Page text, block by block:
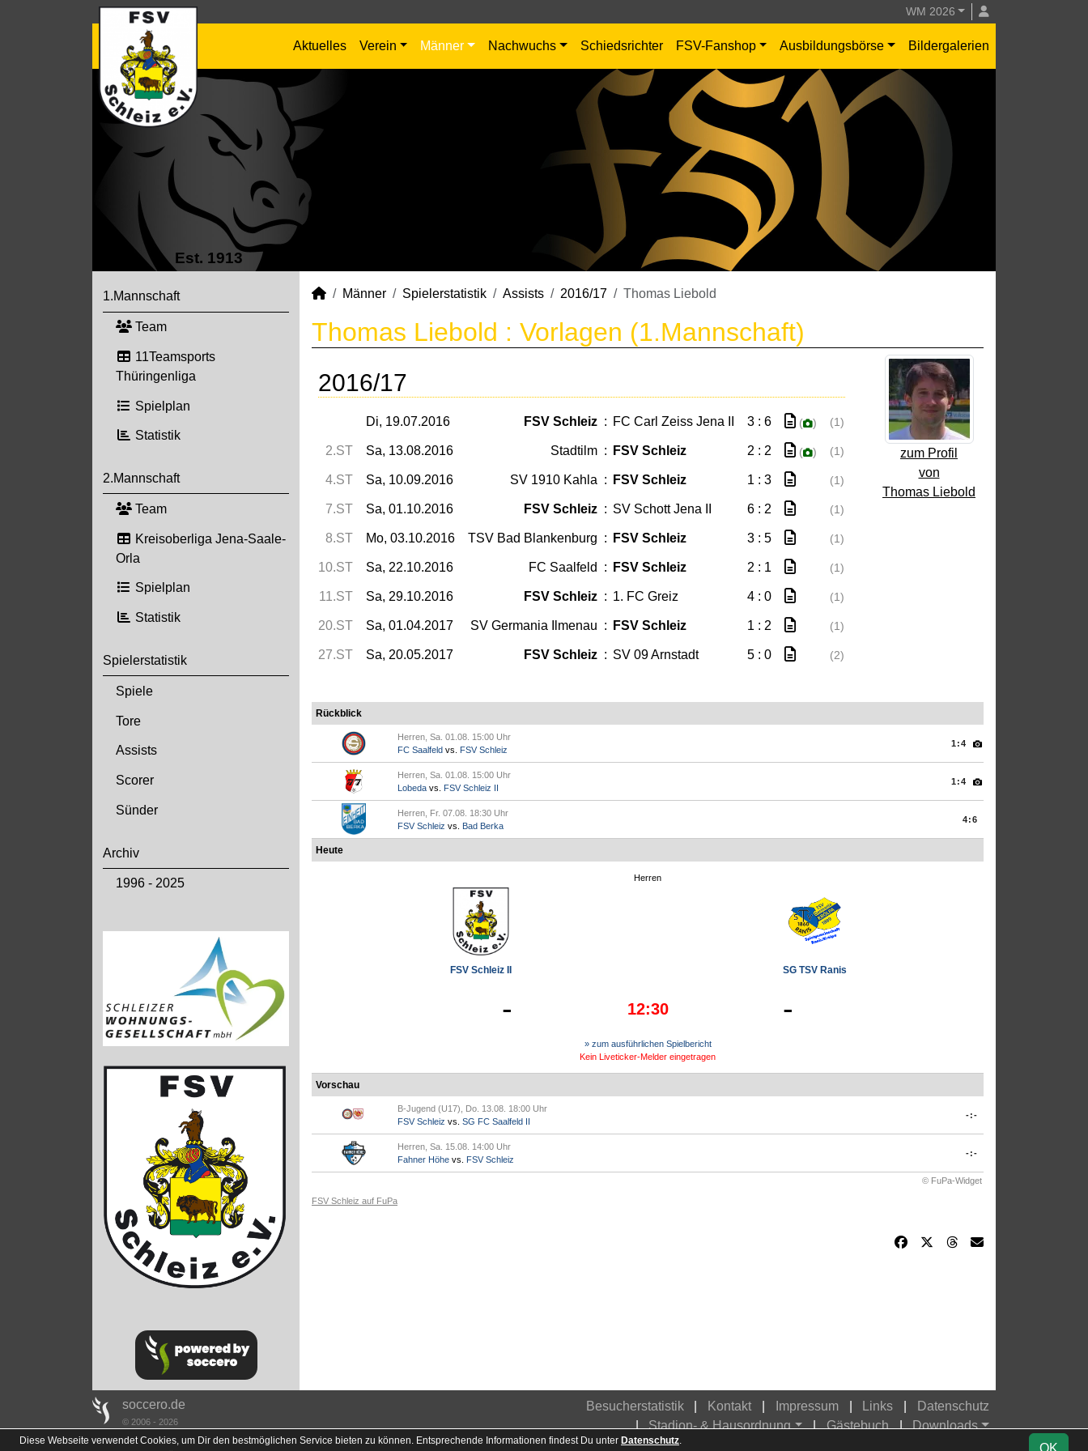
WM 2026
Aktuelles Verein Männer Nachwuchs Schiedsrichter FSV-Fanshop Ausbildungsbörse Bildergalerien
Est. 1913
1.Mannschaft
Team
11Teamsports
Thüringenliga
Spielplan
Statistik
2.Mannschaft
Team
Kreisoberliga Jena-Saale-
Orla
Spielplan
Statistik
Spielerstatistik
Spiele
Tore
Assists
Scorer
Sünder
Archiv
1996 - 2025
Männer Spielerstatistik Assists 2016/17 Thomas Liebold
Thomas Liebold : Vorlagen (1.Mannschaft)
zum Profil
von
Thomas Liebold
2016/17
Di, 19.07.2016 FSV Schleiz : FC Carl Zeiss Jena II 3 : 6 ( ) (1)
2.ST Sa, 13.08.2016 Stadtilm : FSV Schleiz 2 : 2 ( ) (1)
4.ST Sa, 10.09.2016 SV 1910 Kahla : FSV Schleiz 1 : 3 (1)
7.ST Sa, 01.10.2016 FSV Schleiz : SV Schott Jena II 6 : 2 (1)
8.ST Mo, 03.10.2016 TSV Bad Blankenburg : FSV Schleiz 3 : 5 (1)
10.ST Sa, 22.10.2016 FC Saalfeld : FSV Schleiz 2 : 1 (1)
11.ST Sa, 29.10.2016 FSV Schleiz : 1. FC Greiz 4 : 0 (1)
20.ST Sa, 01.04.2017 SV Germania Ilmenau : FSV Schleiz 1 : 2 (1)
27.ST Sa, 20.05.2017 FSV Schleiz : SV 09 Arnstadt 5 : 0 (2)
Rückblick
Herren, Sa. 01.08. 15:00 Uhr
FC Saalfeld vs. FSV Schleiz
1:4
Herren, Sa. 01.08. 15:00 Uhr
Lobeda vs. FSV Schleiz II
1:4
Herren, Fr. 07.08. 18:30 Uhr
FSV Schleiz vs. Bad Berka
4:6
Heute
Herren
FSV Schleiz II SG TSV Ranis
- 12:30 -
» zum ausführlichen Spielbericht
Kein Liveticker-Melder eingetragen
Vorschau
B-Jugend (U17), Do. 13.08. 18:00 Uhr
FSV Schleiz vs. SG FC Saalfeld II
-:-
Herren, Sa. 15.08. 14:00 Uhr
Fahner Höhe vs. FSV Schleiz
-:-
© FuPa-Widget
FSV Schleiz auf FuPa
soccero.de
© 2006 - 2026
Besucherstatistik Kontakt Impressum Links
Datenschutz
Stadion- & Hausordnung
Gästebuch
Downloads
OK
Diese Webseite verwendet Cookies, um Dir den bestmöglichen Service bieten zu können. Entsprechende Informationen findest Du unter Datenschutz.